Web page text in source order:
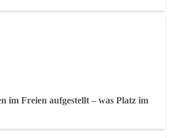
im Freien aufgestellt – was Platz im